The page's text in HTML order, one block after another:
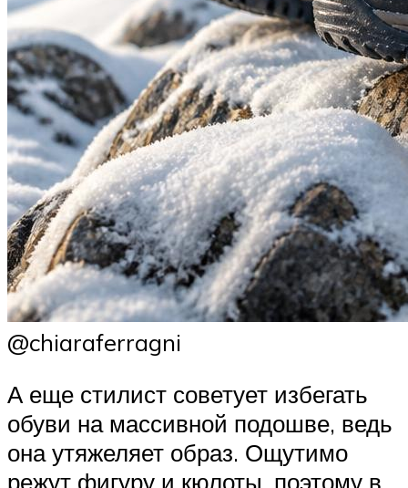
@chiaraferragni
А еще стилист советует избегать
обуви на массивной подошве, ведь
она утяжеляет образ. Ощутимо
режут фигуру и кюлоты, поэтому в